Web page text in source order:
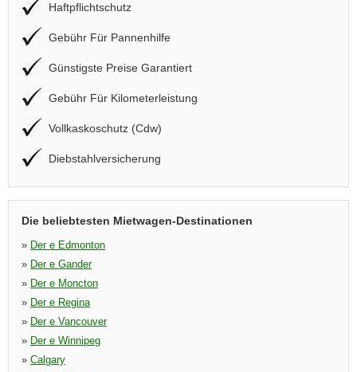
Haftpflichtschutz
Gebühr Für Pannenhilfe
Günstigste Preise Garantiert
Gebühr Für Kilometerleistung
Vollkaskoschutz (Cdw)
Diebstahlversicherung
Die beliebtesten Mietwagen-Destinationen
» Der e Edmonton
» Der e Gander
» Der e Moncton
» Der e Regina
» Der e Vancouver
» Der e Winnipeg
» Calgary